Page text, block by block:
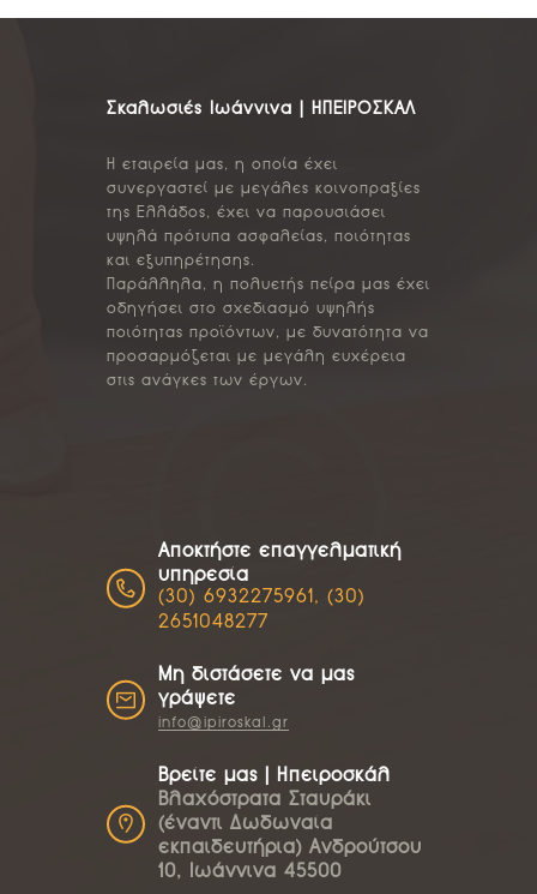
Σκαλωσιές Ιωάννινα | ΗΠΕΙΡΟΣΚΑΛ
Η εταιρεία μας, η οποία έχει
συνεργαστεί με μεγάλες κοινοπραξίες
της Ελλάδος, έχει να παρουσιάσει
υψηλά πρότυπα ασφαλείας, ποιότητας
και εξυπηρέτησης.
Παράλληλα, η πολυετής πείρα μας έχει
οδηγήσει στο σχεδιασμό υψηλής
ποιότητας προϊόντων, με δυνατότητα να
προσαρμόζεται με μεγάλη ευχέρεια
στις ανάγκες των έργων.
Αποκτήστε επαγγελματική
υπηρεσία
(30) 6932275961, (30)
2651048277
Μη διστάσετε να μας
γράψετε
info@ipiroskal.gr
Βρείτε μας | Ηπειροσκάλ
Βλαχόστρατα Σταυράκι
(έναντι Δωδωναία
εκπαιδευτήρια) Ανδρούτσου
10, Ιωάννινα 45500